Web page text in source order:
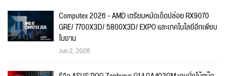
Computex 2026 - AMD เตรียมหมัดเด็ดปล่อย RX9070
GRE/ 7700X3D/ 5800X3D/ EXPO และเทคโนโลยีอีกเพียบ
ในงาน
Jun 2, 2026